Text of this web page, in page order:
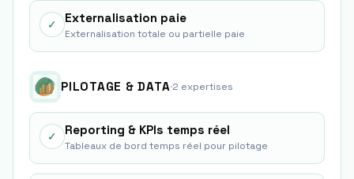
✓ Externalisation paie
Externalisation totale ou partielle paie
PILOTAGE & DATA·2 expertises
✓ Reporting & KPIs temps réel
Tableaux de bord temps réel pour pilotage